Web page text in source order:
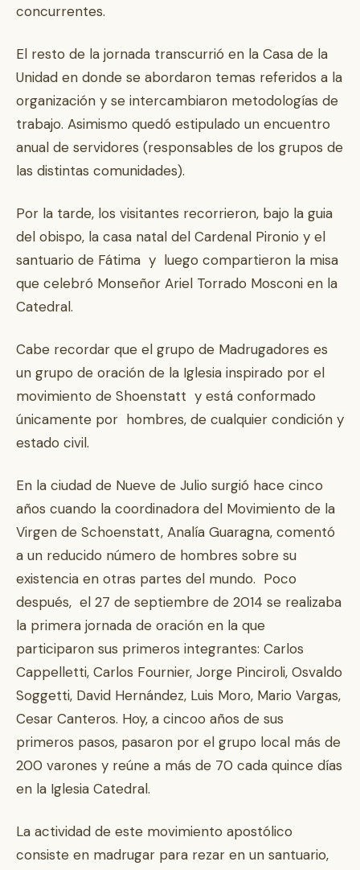
concurrentes.
El resto de la jornada transcurrió en la Casa de la
Unidad en donde se abordaron temas referidos a la
organización y se intercambiaron metodologías de
trabajo. Asimismo quedó estipulado un encuentro
anual de servidores (responsables de los grupos de
las distintas comunidades).
Por la tarde, los visitantes recorrieron, bajo la guia
del obispo, la casa natal del Cardenal Pironio y el
santuario de Fátima y luego compartieron la misa
que celebró Monseñor Ariel Torrado Mosconi en la
Catedral.
Cabe recordar que el grupo de Madrugadores es
un grupo de oración de la Iglesia inspirado por el
movimiento de Shoenstatt y está conformado
únicamente por hombres, de cualquier condición y
estado civil.
En la ciudad de Nueve de Julio surgió hace cinco
años cuando la coordinadora del Movimiento de la
Virgen de Schoenstatt, Analía Guaragna, comentó
a un reducido número de hombres sobre su
existencia en otras partes del mundo. Poco
después, el 27 de septiembre de 2014 se realizaba
la primera jornada de oración en la que
participaron sus primeros integrantes: Carlos
Cappelletti, Carlos Fournier, Jorge Pinciroli, Osvaldo
Soggetti, David Hernández, Luis Moro, Mario Vargas,
Cesar Canteros. Hoy, a cincoo años de sus
primeros pasos, pasaron por el grupo local más de
200 varones y reúne a más de 70 cada quince días
en la Iglesia Catedral.
La actividad de este movimiento apostólico
consiste en madrugar para rezar en un santuario,